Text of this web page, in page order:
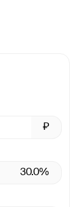
₽
30.0%